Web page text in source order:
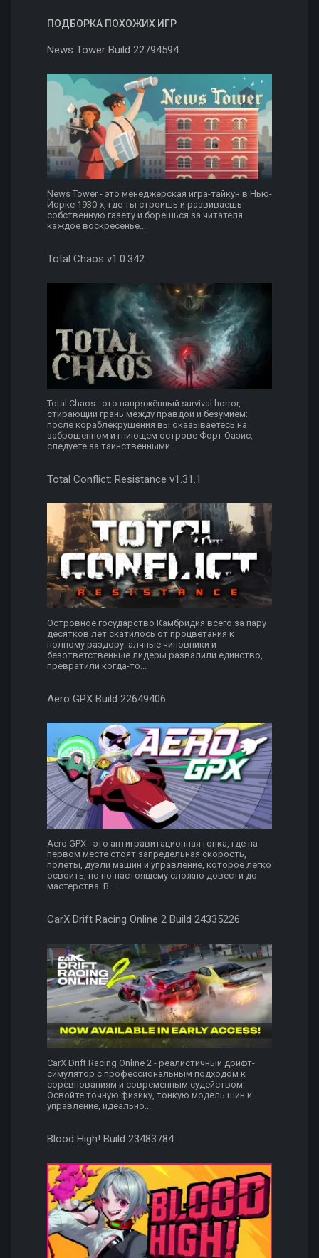
ПОДБОРКА ПОХОЖИХ ИГР
News Tower Build 22794594
News Tower - это менеджерская игра-тайкун в Нью-
Йорке 1930-х, где ты строишь и развиваешь
собственную газету и борешься за читателя
каждое воскресенье....
Total Chaos v1.0.342
Total Chaos - это напряжённый survival horror,
стирающий грань между правдой и безумием:
после кораблекрушения вы оказываетесь на
заброшенном и гниющем острове Форт Оазис,
следуете за таинственными...
Total Conflict: Resistance v1.31.1
Островное государство Камбридия всего за пару
десятков лет скатилось от процветания к
полному раздору: алчные чиновники и
безответственные лидеры развалили единство,
превратили когда-то...
Aero GPX Build 22649406
Aero GPX - это антигравитационная гонка, где на
первом месте стоят запредельная скорость,
полеты, дуэли машин и управление, которое легко
освоить, но по-настоящему сложно довести до
мастерства. В...
CarX Drift Racing Online 2 Build 24335226
CarX Drift Racing Online 2 - реалистичный дрифт-
симулятор с профессиональным подходом к
соревнованиям и современным судейством.
Освойте точную физику, тонкую модель шин и
управление, идеально...
Blood High! Build 23483784